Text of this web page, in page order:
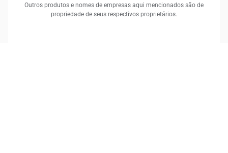
Outros produtos e nomes de empresas aqui mencionados são de
propriedade de seus respectivos proprietários.